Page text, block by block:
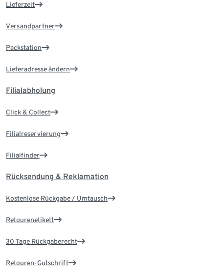
Lieferzeit
Versandpartner
Packstation
Lieferadresse ändern
Filialabholung
Click & Collect
Filialreservierung
Filialfinder
Rücksendung & Reklamation
Kostenlose Rückgabe / Umtausch
Retourenetikett
30 Tage Rückgaberecht
Retouren-Gutschrift